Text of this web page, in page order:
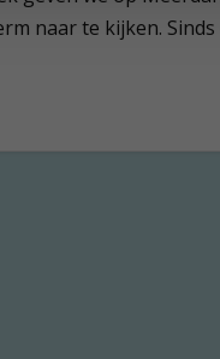
naar te kijken. Sinds